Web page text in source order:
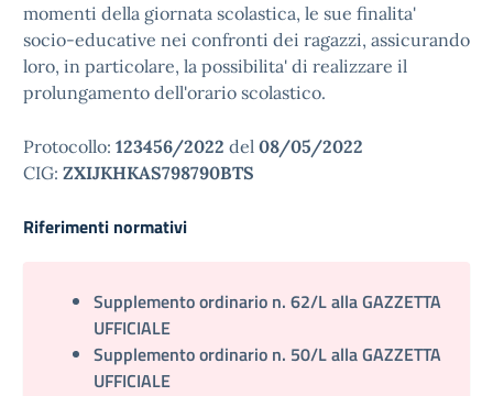
momenti della giornata scolastica, le sue finalita'
socio-educative nei confronti dei ragazzi, assicurando
loro, in particolare, la possibilita' di realizzare il
prolungamento dell'orario scolastico.
Protocollo: 123456/2022 del 08/05/2022
CIG: ZXIJKHKAS798790BTS
Riferimenti normativi
Supplemento ordinario n. 62/L alla GAZZETTA
UFFICIALE
Supplemento ordinario n. 50/L alla GAZZETTA
UFFICIALE